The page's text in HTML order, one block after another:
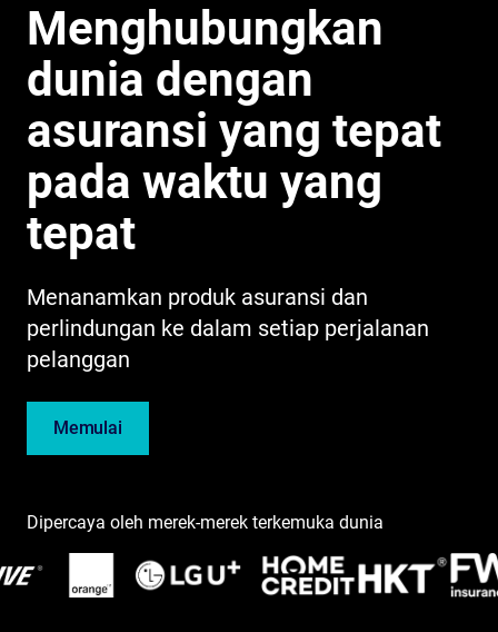
Menghubungkan
dunia dengan
asuransi yang tepat
pada waktu yang
tepat
Menanamkan produk asuransi dan
perlindungan ke dalam setiap perjalanan
pelanggan
Memulai
Dipercaya oleh merek-merek terkemuka dunia